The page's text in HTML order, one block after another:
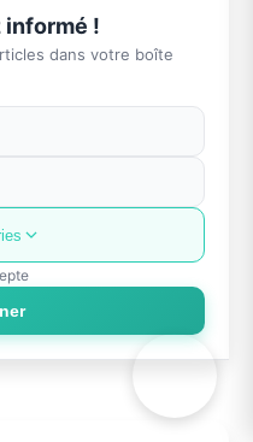
informé !
dans votre boîte